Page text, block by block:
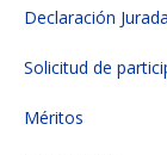
Declaración Jurada
Solicitud de
Méritos